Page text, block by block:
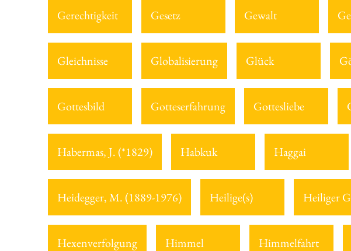
Gerechtigkeit Gesetz Gewalt
Gleichnisse Globalisierung Glück
Gottesbild Gotteserfahrung Gottesliebe
Habermas, J. (*1829) Habkuk Haggai
Heidegger, M. (1889-1976) Heilige(s) Heiliger
Hexenverfolgung Himmel Himmelfahrt